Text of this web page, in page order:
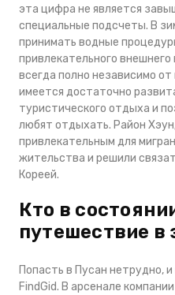
эта цифра не является
специальные подсчеты. В
принимать водные
привлекательного
всегда полно независимо
имеется достаточно
туристического отдыха и
любят отдыхать. Район
привлекательным для
жительства и решили
Кореей.
Кто в
путешествие в
Попасть в Пусан нетрудно,
FindGid. В арсенале